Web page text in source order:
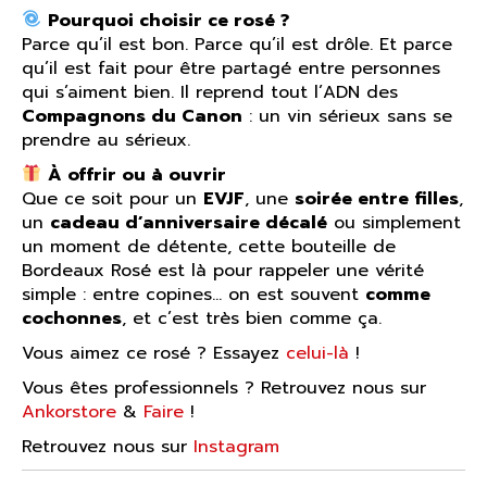
Pourquoi choisir ce rosé ?
Parce qu’il est bon. Parce qu’il est drôle. Et parce
qu’il est fait pour être partagé entre personnes
qui s’aiment bien. Il reprend tout l’ADN des
Compagnons du Canon : un vin sérieux sans se
prendre au sérieux.
À offrir ou à ouvrir
Que ce soit pour un EVJF, une soirée entre filles,
un cadeau d’anniversaire décalé ou simplement
un moment de détente, cette bouteille de
Bordeaux Rosé est là pour rappeler une vérité
simple : entre copines… on est souvent comme
cochonnes, et c’est très bien comme ça.
Vous aimez ce rosé ? Essayez celui-là !
Vous êtes professionnels ? Retrouvez nous sur
Ankorstore & Faire !
Retrouvez nous sur Instagram